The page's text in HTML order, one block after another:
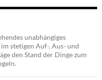
unabhängiges
stetigen Auf-, Aus- und
den Stand der Dinge zum